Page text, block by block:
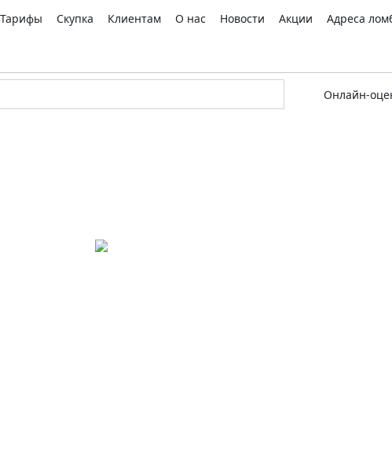
Тарифы Скупка Клиентам О нас Новости Акции
Адреса
Онлайн-